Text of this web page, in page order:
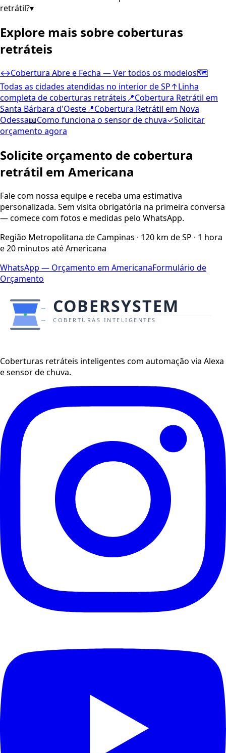
retrátil?▾
Explore mais sobre coberturas
retráteis
↔Cobertura Abre e Fecha — Ver todos os modelos🗺
Todas as cidades atendidas no interior de SP↑Linha
completa de coberturas retráteis📍Cobertura Retrátil em
Santa Bárbara d'Oeste📍Cobertura Retrátil em Nova
Odessa📖Como funciona o sensor de chuva✓Solicitar
orçamento agora
Solicite orçamento de cobertura
retrátil em Americana
Fale com nossa equipe e receba uma estimativa
personalizada. Sem visita obrigatória na primeira conversa
— comece com fotos e medidas pelo WhatsApp.
Região Metropolitana de Campinas · 120 km de SP · 1 hora
e 20 minutos atéAmericana
WhatsApp — Orçamento em AmericanaFormulário de
Orçamento
Coberturas retráteis inteligentes com automação via Alexa
e sensor de chuva.